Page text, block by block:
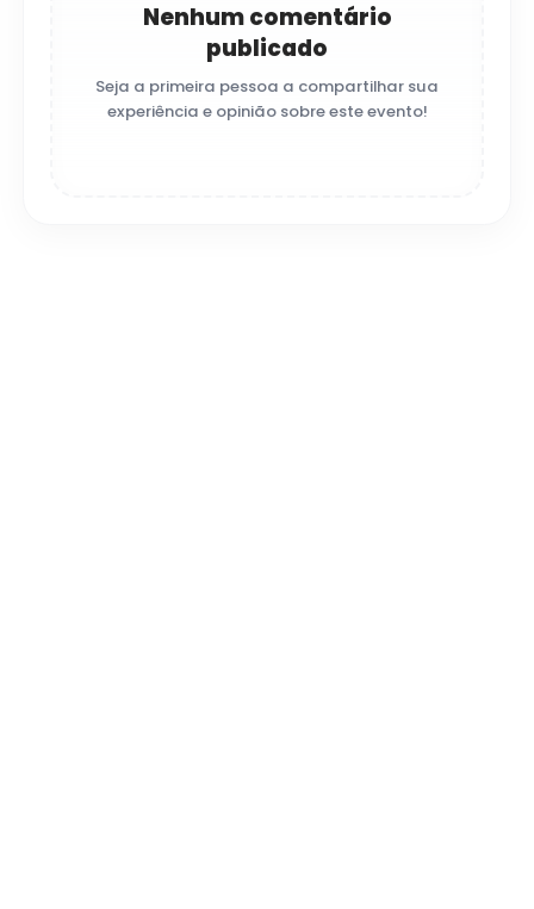
Nenhum comentário
publicado
Seja a primeira pessoa a compartilhar sua
experiência e opinião sobre este evento!